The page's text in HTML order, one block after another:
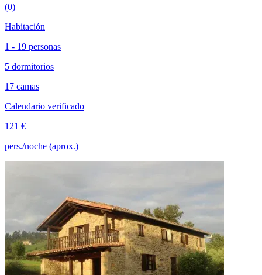
(0)
Habitación
1 - 19 personas
5 dormitorios
17 camas
Calendario verificado
121 €
pers./noche (aprox.)